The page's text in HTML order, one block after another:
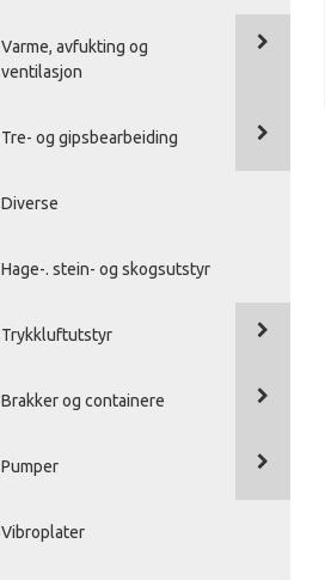
Varme, avfukting og
ventilasjon
Tre- og gipsbearbeiding
Diverse
Hage-. stein- og skogsutstyr
Trykkluftutstyr
Brakker og containere
Pumper
Vibroplater